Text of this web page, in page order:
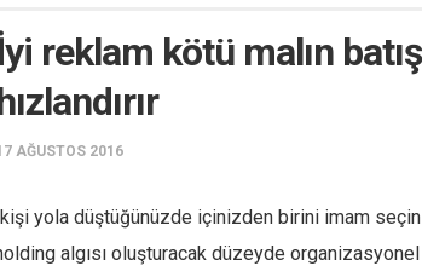
reklam kötü malın
AĞUSTOS 2016
kişi yola düştüğünüzde içinizden birini imam
algısı oluşturacak düzeyde